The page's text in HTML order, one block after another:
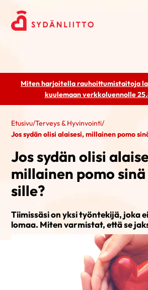
Miten harjoitella rauhoittumistaitoja
kuulemaanverkkoluennolle
Etusivu/Terveys & Hyvinvointi/
Jos sydän olisi alaisesi, millainen pomo
Jos sydän olisi
millainen pomo
sille?
Tiimissäsi on yksi työntekijä, joka
lomaa. Miten varmistat, että se